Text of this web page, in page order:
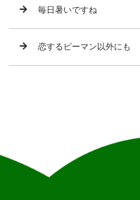
毎日暑いですね
恋するピーマン以外にも